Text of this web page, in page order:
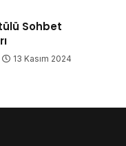
Sohbet
13 Kasım 2024